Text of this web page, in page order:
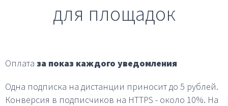
для площадок
Оплата за показ каждого уведомления
Одна подписка на дистанции приносит до 5 рублей.
Конверсия в подписчиков на HTTPS - около 10%. На